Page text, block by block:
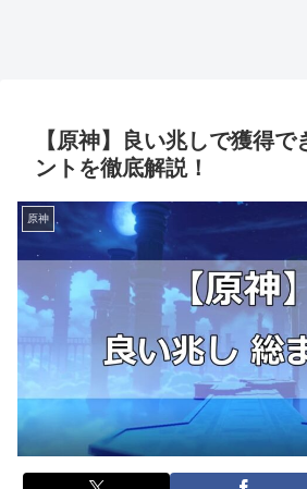
【原神】良い兆しで獲得で
ントを徹底解説！
原神